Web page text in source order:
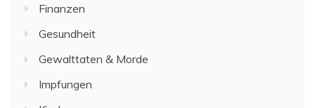
Finanzen
Gesundheit
Gewalttaten & Morde
Impfungen